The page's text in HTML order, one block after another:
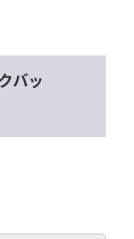
バッ